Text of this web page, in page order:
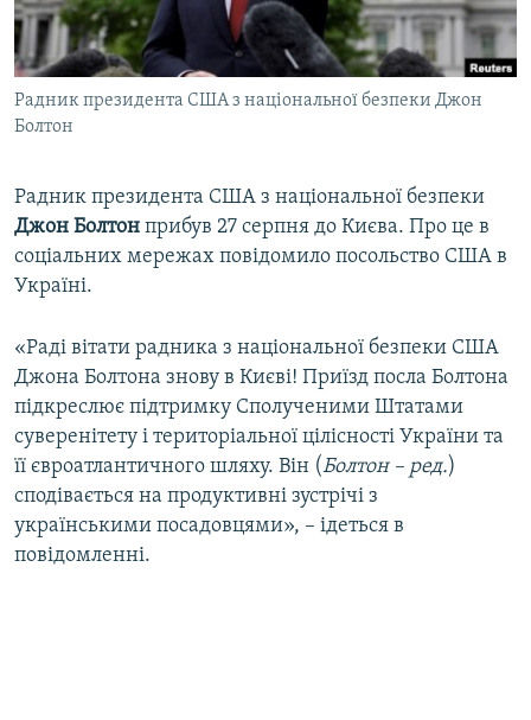
ВІДЕОУРОКИ «ELIFBE»
СВІДЧЕННЯ ОКУПАЦІЇ
УКРАЇНСЬКА ПРОБЛЕМА КРИМУ
Русский
Qırımtatar
Усі сайти RFE/RL
Радник президента США з національної безпеки Джон
Болтон
Радник президента США з національної безпеки
Джон Болтон прибув 27 серпня до Києва. Про це в
соціальних мережах повідомило посольство США в
Україні.
«Раді вітати радника з національної безпеки США
Джона Болтона знову в Києві! Приїзд посла Болтона
підкреслює підтримку Сполученими Штатами
суверенітету і територіальної цілісності України та
її євроатлантичного шляху. Він (Болтон – ред.)
сподівається на продуктивні зустрічі з
українськими посадовцями», – ідеться в
повідомленні.